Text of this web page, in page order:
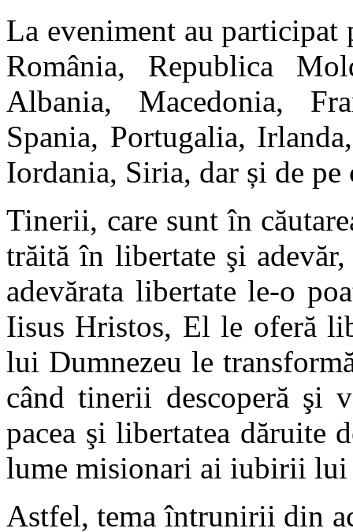
La eveniment au
România, Republica
Albania, Macedonia,
Spania, Portugalia,
Iordania, Siria, dar și de
Tinerii, care sunt în
trăită în libertate şi
adevărata libertate le-o
Iisus Hristos, El le oferă
lui Dumnezeu le
când tinerii descoperă şi
pacea şi libertatea dăruite
lume misionari ai iubirii
Astfel, tema întrunirii din